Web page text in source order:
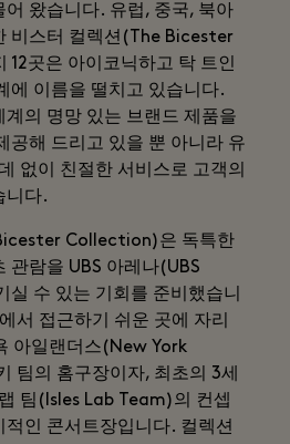
왔습니다. 유럽, 중국, 북아
비스터 컬렉션(The Bicester
곳은 아이코닉하고 탁 트인
에 이름을 떨치고 있습니다.
의 명망 있는 브랜드 제품을
공해 드리고 있을 뿐 아니라 유
없이 친절한 서비스로 고객의
니다.
Collection)은 독특한
관람을 UBS 아레나(UBS
수 있는 기회를 준비했습니
서 접근하기 쉬운 곳에 자리
아일랜더스(New York
팀의 홈구장이자, 최초의 3세
팀(Isles Lab Team)의 컨셉
적인 콘서트장입니다. 컬렉션